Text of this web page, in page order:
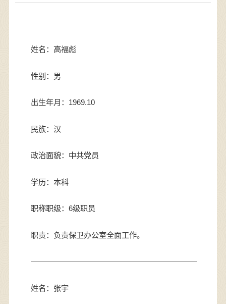
姓名：高福彪
性别：男
出生年月：1969.10
民族：汉
政治面貌：中共党员
学历：本科
职称职级：6级职员
职责：负责保卫办公室全面工作。
——————————————————————
姓名：张宇